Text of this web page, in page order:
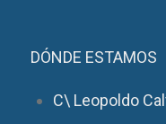
DÓNDE ESTAMOS
C\ Leopoldo